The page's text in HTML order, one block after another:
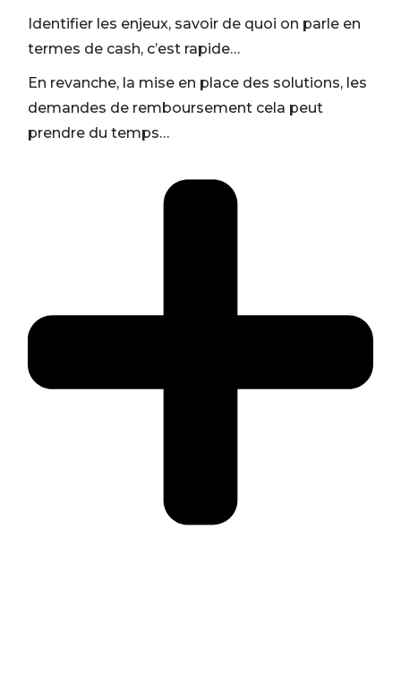
Identifier les enjeux, savoir de quoi on parle en
termes de cash, c’est rapide…
En revanche, la mise en place des solutions, les
demandes de remboursement cela peut
prendre du temps…